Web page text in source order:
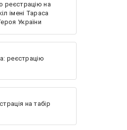
реєстрацію на
імені Тараса
України
реєстрацію
на табір